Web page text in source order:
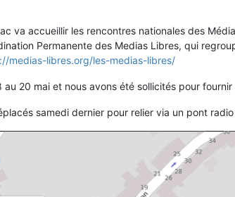
va accueillir les rencontres nationales des
Permanente des Medias Libres, qui
medias-libres.org/les-medias-libres/
au 20 mai et nous avons été sollicités pour
samedi dernier pour relier via un pont